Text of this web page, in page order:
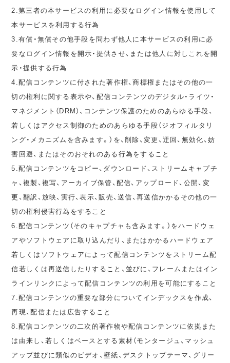
2.第三者の本サービスの利用に必要なログイン情報を使用して
本サービスを利用する行為
3.有償・無償その他手段を問わず他人に本サービスの利用に必
要なログイン情報を開示・提供させ、または他人に対しこれを開
示・提供する行為
4.配信コンテンツに付された著作権、商標権またはその他の一
切の権利に関する表示や、配信コンテンツのデジタル・ライツ・
マネジメント（DRM）、コンテンツ保護のためのあらゆる手段、
若しくはアクセス制御のためのあらゆる手段（ジオフィルタリ
ング・メカニズムを含みます。）を、削除、変更、迂回、無効化、妨
害回避、またはそのおそれのある行為をすること
5.配信コンテンツをコピー、ダウンロード、ストリームキャプチ
ャ、複製、複写、アーカイブ保管、配信、アップロード、公開、変
更、翻訳、放映、実行、表示、販売、送信、再送信かかるその他の一
切の権利侵害行為をすること
6.配信コンテンツ（そのキャプチャも含みます。）をハードウェ
アやソフトウェアに取り込んだり、またはかかるハードウェア
若しくはソフトウェアによって配信コンテンツをストリーム配
信若しくは再送信したりすること、並びに、フレームまたはイン
ラインリンクによって配信コンテンツの利用を可能にすること
7.配信コンテンツの重要な部分についてインデックスを作成、
再現、配信または広告すること
8.配信コンテンツの二次的著作物や配信コンテンツに依拠また
は由来し、若しくはベースとする素材（モンタージュ、マッシュ
アップ並びに類似のビデオ、壁紙、デスクトップテーマ、グリー